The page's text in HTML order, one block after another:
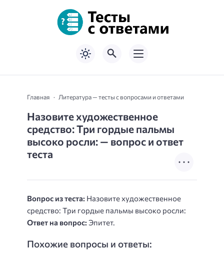
Главная Литература — тесты с вопросами и ответами
Назовите художественное
средство: Три гордые пальмы
высоко росли: — вопрос и ответ
теста
Вопрос из теста: Назовите художественное
средство: Три гордые пальмы высоко росли:
Ответ на вопрос: Эпитет.
Похожие вопросы и ответы: